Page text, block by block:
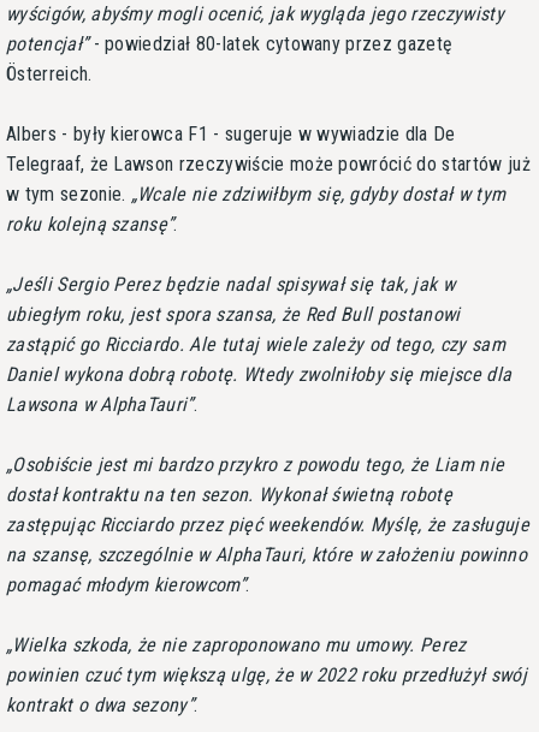
wyścigów, abyśmy mogli ocenić, jak wygląda jego rzeczywisty
potencjał - powiedział 80-latek cytowany przez gazetę
Österreich.
Albers - były kierowca F1 - sugeruje w wywiadzie dla De
Telegraaf, że Lawson rzeczywiście może powrócić do startów już
w tym sezonie.
Wcale nie zdziwiłbym się, gdyby dostał w tym
roku kolejną szansę .
Jeśli Sergio Perez będzie nadal spisywał się tak, jak w
ubiegłym roku, jest spora szansa, że Red Bull postanowi
zastąpić go Ricciardo. Ale tutaj wiele zależy od tego, czy sam
Daniel wykona dobrą robotę. Wtedy zwolniłoby się miejsce dla
Lawsona w AlphaTauri .
Osobiście jest mi bardzo przykro z powodu tego, że Liam nie
dostał kontraktu na ten sezon. Wykonał świetną robotę
zastępując Ricciardo przez pięć weekendów. Myślę, że zasługuje
na szansę, szczególnie w AlphaTauri, które w założeniu powinno
pomagać młodym kierowcom .
Wielka szkoda, że nie zaproponowano mu umowy. Perez
powinien czuć tym większą ulgę, że w 2022 roku przedłużył swój
kontrakt o dwa sezony .